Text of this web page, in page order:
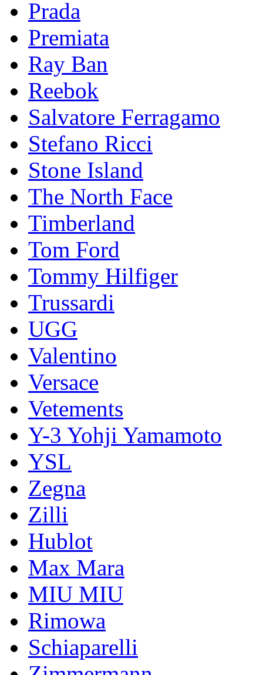
Prada
Premiata
Ray Ban
Reebok
Salvatore Ferragamo
Stefano Ricci
Stоnе Islаnd
The North Face
Timberland
Tom Ford
Tommy Hilfiger
Trussardi
UGG
Valentino
Versace
Vetements
Y-3 Yohji Yamamoto
YSL
Zegna
Zilli
Hublot
Max Mara
MIU MIU
Rimowa
Schiaparelli